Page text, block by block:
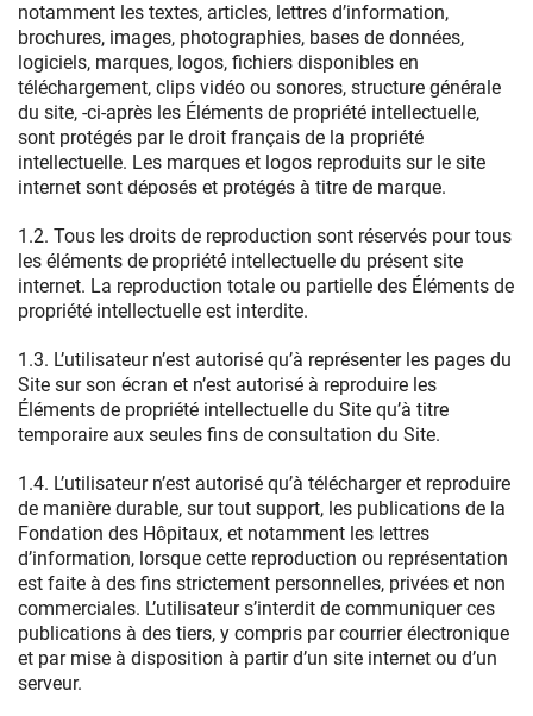
notamment les textes, articles, lettres d’information,
brochures, images, photographies, bases de données,
logiciels, marques, logos, fichiers disponibles en
téléchargement, clips vidéo ou sonores, structure générale
du site, -ci-après les Éléments de propriété intellectuelle,
sont protégés par le droit français de la propriété
intellectuelle. Les marques et logos reproduits sur le site
internet sont déposés et protégés à titre de marque.
1.2. Tous les droits de reproduction sont réservés pour tous
les éléments de propriété intellectuelle du présent site
internet. La reproduction totale ou partielle des Éléments de
propriété intellectuelle est interdite.
1.3. L’utilisateur n’est autorisé qu’à représenter les pages du
Site sur son écran et n’est autorisé à reproduire les
Éléments de propriété intellectuelle du Site qu’à titre
temporaire aux seules fins de consultation du Site.
1.4. L’utilisateur n’est autorisé qu’à télécharger et reproduire
de manière durable, sur tout support, les publications de la
Fondation des Hôpitaux, et notamment les lettres
d’information, lorsque cette reproduction ou représentation
est faite à des fins strictement personnelles, privées et non
commerciales. L’utilisateur s’interdit de communiquer ces
publications à des tiers, y compris par courrier électronique
et par mise à disposition à partir d’un site internet ou d’un
serveur.